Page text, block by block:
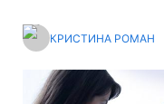
КРИСТИНА РОМАН